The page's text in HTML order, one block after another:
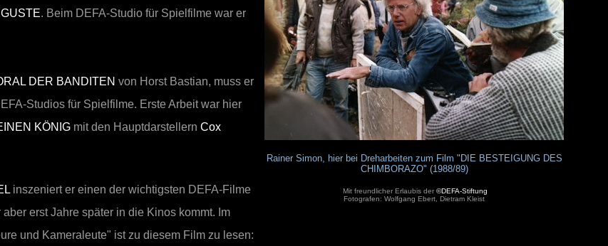
Rainer Simon, hier bei Dreharbeiten zum Film "DIE BESTEIGUNG DES
CHIMBORAZO" (1988/89)
Mit freundlicher Erlaubis der ©DEFA-Stiftung
Fotografen: Wolfgang Ebert, Dietram Kleist
. Beim DEFA-Studio für Spielfilme war er
DER BANDITEN von Horst Bastian, muss er
Studios für Spielfilme. Erste Arbeit war hier
KÖNIG mit den Hauptdarstellern Cox
inszeniert er einen der wichtigsten DEFA-Filme
erst Jahre später in die Kinos kommt. Im
und Kameraleute" ist zu diesem Film zu lesen: